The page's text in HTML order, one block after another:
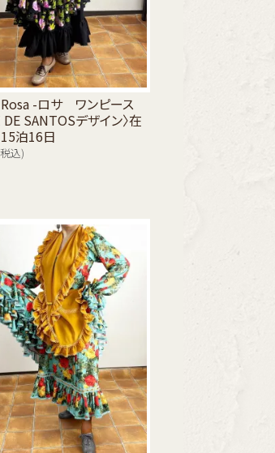
Rosa -ロサ ワンピース
DE SANTOSデザイン〉在
泊16日
込)